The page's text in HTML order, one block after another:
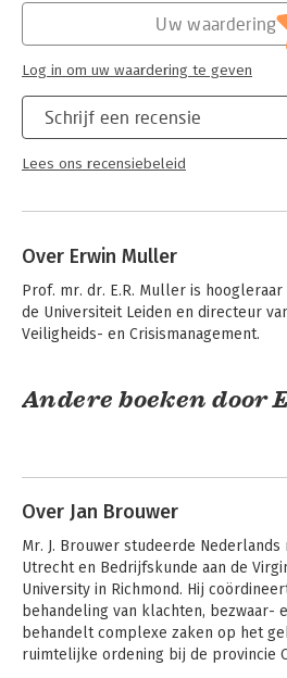
gebruiken we minder papier en
Inhoudelijk verandert er niets, dus
vertrouwd met de boeken als
vernieuwingen zet Wolters Kluwer
streven om de ecologische
dragen aan een duurzamere
Bestuurskunde
Serie:
Tekst en
Schrijf een recensie
Lees ons recensiebeleid
Uw waardering
Log in om uw waardering te geven
Over Erwin Muller
Prof. mr. dr. E.R. Muller is hoogleraar
de Universiteit Leiden en directeur
Veiligheids- en Crisismanagement.
Andere boeken door
Over Jan Brouwer
Mr. J. Brouwer studeerde
Utrecht en Bedrijfskunde aan de
University in Richmond. Hij
behandeling van klachten, bezwaar-
behandelt complexe zaken op het
ruimtelijke ordening bij de provincie